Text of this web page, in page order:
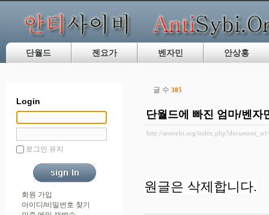
단월드 젠요가 벤자민 안상홍
Login
로그인 유지
회원 가입
아이디/비밀번호 찾기
글 수 385
단월드에 빠진 엄마/벤자
http://antisybi.org/
원글은 삭제합니다.